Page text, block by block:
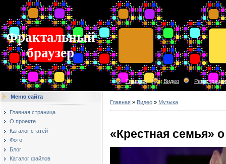
Фрактальный
браузер
Главная Видео Регистрация
Меню сайта
Главная страница
О проекте
Каталог статей
Фото
Блог
Каталог файлов
Главная » Видео » Музыка
«Крестная семья»